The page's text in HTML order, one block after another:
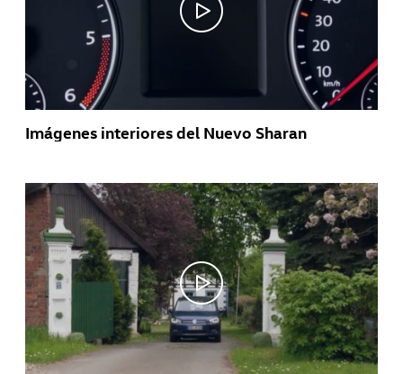
Imágenes interiores del Nuevo Sharan